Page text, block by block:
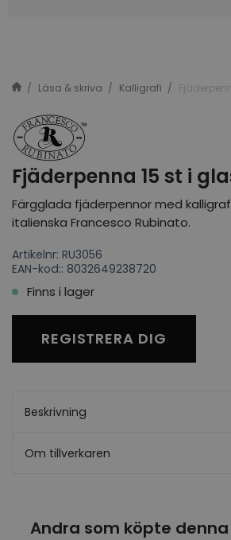
Läsa & skriva Kalligrafi
Fjäderpenna 15 st i
Färgglada fjäderpennor med
italienska Francesco Rubinato.
Artikelnr: RU3056
EAN-kod:: 8032649238720
Finns i lager
REGISTRERA DIG
Beskrivning
Om tillverkaren
Andra som köpte